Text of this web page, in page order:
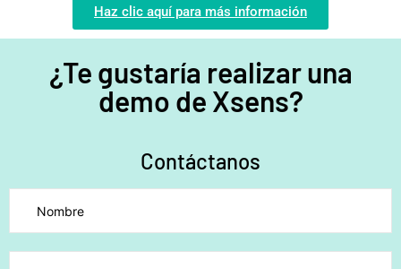
Haz clic aquí para más información
¿Te gustaría realizar una
demo de Xsens?
Contáctanos